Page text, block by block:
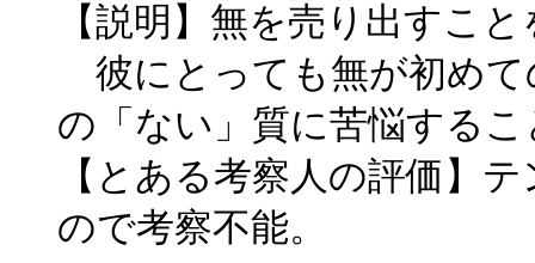
【説明】無を売り出すこ
彼にとっても無が初めて
の「ない」質に苦悩する
【とある考察人の評価】
ので考察不能。